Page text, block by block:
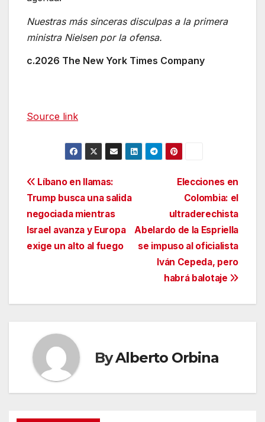
Nuestras más sinceras disculpas a la primera
ministra Nielsen por la ofensa.
c.2026 The New York Times Company
Source link
Navegación
de
entradas
Elecciones en
Colombia: el
ultraderechista
Abelardo de la Espriella
se impuso al oficialista
Iván Cepeda, pero
habrá balotaje
Líbano en llamas:
Trump busca una salida
negociada mientras
Israel avanza y Europa
exige un alto al fuego
ByAlberto Orbina